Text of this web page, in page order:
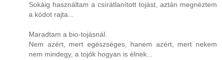
Sokáig használtam a csírátlanított tojást, aztán megnéztem
a kódot rajta...
Maradtam a bio-tojásnál.
Nem azért, mert egészséges, hanem azért, mert nekem
nem mindegy, a tojók hogyan is élnek...